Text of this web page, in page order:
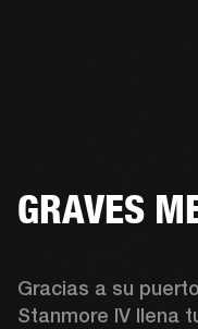
GRAVES
Gracias a su